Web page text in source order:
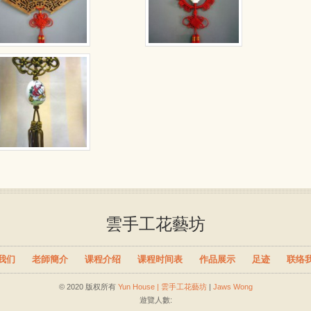
雲手工花藝坊
们 老師簡介 课程介绍 课程时间表 作品展示 足迹 联络
© 2020 版权所有 Yun House | 雲手工花藝坊| Jaws Wong
遊覽人數: